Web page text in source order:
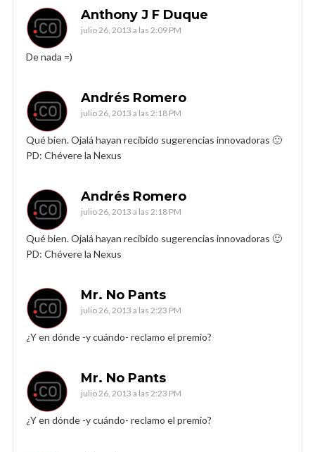
Anthony J F Duque
julio 26, 2013 a las 2:09 PM
De nada =)
Andrés Romero
julio 26, 2013 a las 2:18 PM
Qué bien. Ojalá hayan recibido sugerencias innovadoras 🙂
PD: Chévere la Nexus
Andrés Romero
julio 26, 2013 a las 2:18 PM
Qué bien. Ojalá hayan recibido sugerencias innovadoras 🙂
PD: Chévere la Nexus
Mr. No Pants
julio 26, 2013 a las 2:23 PM
¿Y en dónde -y cuándo- reclamo el premio?
Mr. No Pants
julio 26, 2013 a las 2:23 PM
¿Y en dónde -y cuándo- reclamo el premio?